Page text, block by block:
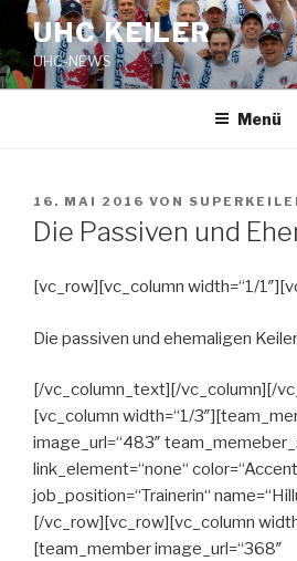
Zum
Inhalt
springen
UHC KEILER
UHC-NEWS
Menü
VERÖFFENTLICHT
AM
16. MAI 2016 VON
Die Passiven und
[vc_row][vc_column width=“1/
Die passiven und ehemaligen
[/vc_column_text][/vc_column][/
[vc_column width=“1/
image_url=“483″
link_element=“none“
job_position=“Trainerin“
[/vc_row][vc_row][vc_column
[team_member image_url=“368″